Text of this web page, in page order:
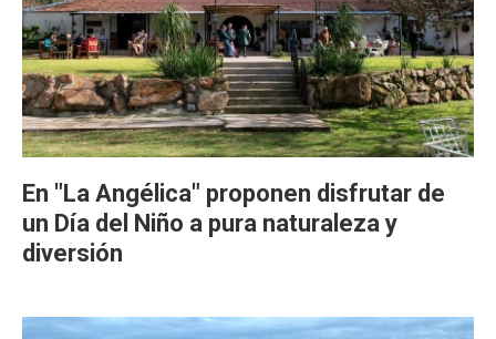
En "La Angélica" proponen disfrutar de
un Día del Niño a pura naturaleza y
diversión